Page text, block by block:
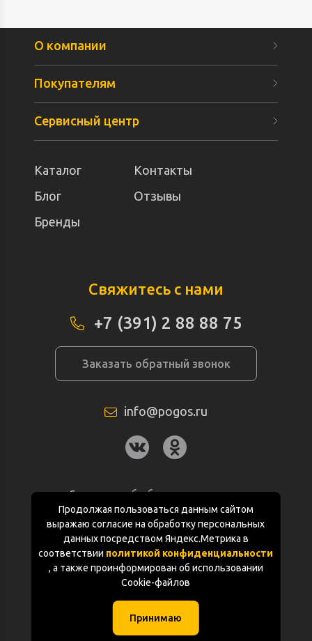
Продолжая пользоваться данным сайтом
выражаю согласие на обработку персональных
данных посредством Яндекс.Метрика в
соответствии политикой конфиденциальности
, а также проинформирован об использовании
Cookie-файлов
Принимаю
О компании
Покупателям
Сервисный центр
Каталог
Контакты
Блог
Отзывы
Бренды
Свяжитесь с нами
+7 (391) 2 88 88 75
Заказать обратный звонок
info@pogos.ru
Согласие на обработку персональных
данных
Политика конфиденциальности
Документация
(с) «POGOS.ru» 2010-2026 (ИП Чивчян М.Р.)